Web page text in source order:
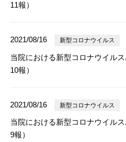
11報）
2021/08/16 新型コロナウイルス
当院における新型コロナウイル
10報）
2021/08/16 新型コロナウイルス
当院における新型コロナウイル
9報）